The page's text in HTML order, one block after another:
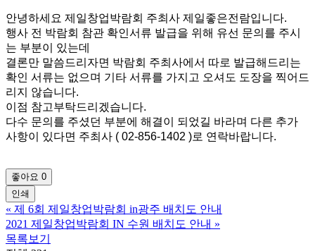
안녕하세요 제일창업박람회 주최사 제일좋은전람입니다.
행사 전 박람회 참관 확인서류 발급을 위해 유선 문의를 주시
는 부분이 있는데
결론만 말씀드리자면 박람회 주최사에서 따로 발급해드리는
확인 서류는 없으며 기타 서류를 가지고 오셔도 도장을 찍어드
리지 않습니다.
이점 참고부탁드리겠습니다.
다수 문의를 주셨던 부분에 해결이 되었길 바라며 다른 추가
사항이 있다면 주최사 ( 02-856-1402 )로 연락바랍니다.
좋아요 0
인쇄
« 제 6회 제일창업박람회 in광주 배치도 안내
2021 제일창업박람회 IN 수원 배치도 안내 »
목록보기